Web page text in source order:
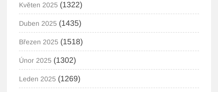
Květen 2025 (1322)
Duben 2025 (1435)
Březen 2025 (1518)
Únor 2025 (1302)
Leden 2025 (1269)